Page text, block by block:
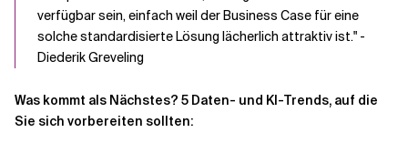
verfügbar sein, einfach weil der Business Case für eine
solche standardisierte Lösung lächerlich attraktiv ist." -
Diederik Greveling
Was kommt als Nächstes? 5 Daten- und KI-Trends, auf die
Sie sich vorbereiten sollten: